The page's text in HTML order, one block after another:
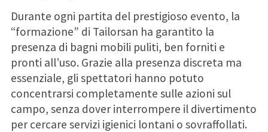
Durante ogni partita del prestigioso evento, la
“formazione” di Tailorsan ha garantito la
presenza di bagni mobili puliti, ben forniti e
pronti all’uso. Grazie alla presenza discreta ma
essenziale, gli spettatori hanno potuto
concentrarsi completamente sulle azioni sul
campo, senza dover interrompere il divertimento
per cercare servizi igienici lontani o sovraffollati.